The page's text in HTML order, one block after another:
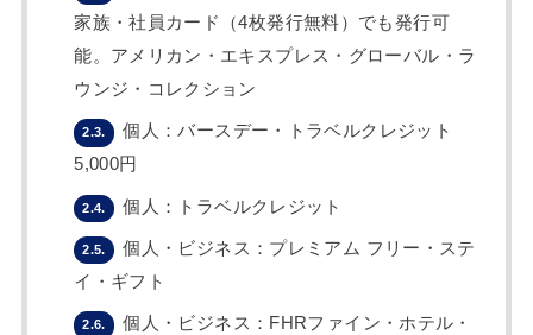
家族・社員カード（4枚発行無料）でも発行可
能。アメリカン・エキスプレス・グローバル・ラ
ウンジ・コレクション
2.3.
個人：バースデー・トラベルクレジット
5,000円
2.4. 個人：トラベルクレジット
2.5.
個人・ビジネス：プレミアム フリー・ステ
イ・ギフト
2.6.
個人・ビジネス：FHRファイン・ホテル・